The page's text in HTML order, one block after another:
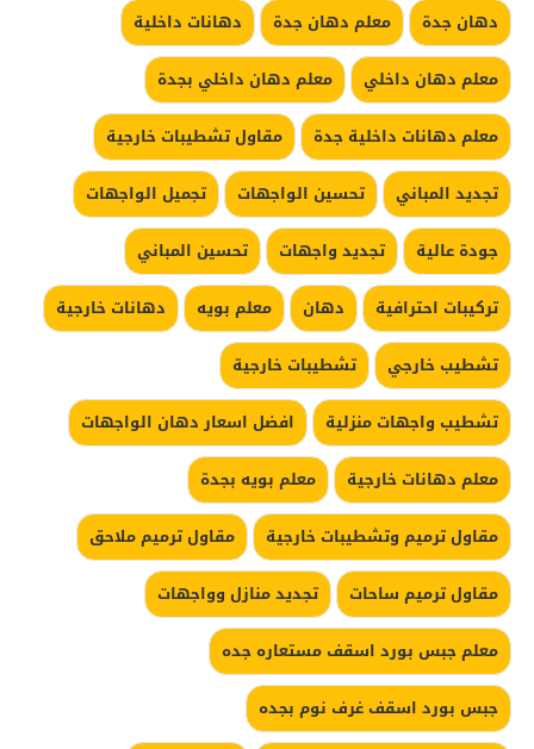
دهان جدة
معلم دهان جدة
دهانات داخلية
معلم دهان داخلي
معلم دهان داخلي بجدة
معلم دهانات داخلية جدة
مقاول تشطيبات خارجية
تجديد المباني
تحسين الواجهات
تجميل الواجهات
جودة عالية
تجديد واجهات
تحسين المباني
تركيبات احترافية
دهان معلم بويه
دهانات خارجية
تشطيب خارجي
تشطيبات خارجية
تشطيب واجهات منزلية
افضل اسعار دهان الواجهات
معلم دهانات خارجية
معلم بويه بجدة
مقاول ترميم وتشطيبات خارجية
مقاول ترميم ملاحق
مقاول ترميم ساحات
تجديد منازل وواجهات
معلم جبس بورد اسقف مستعاره جده
جبس بورد اسقف غرف نوم بجده